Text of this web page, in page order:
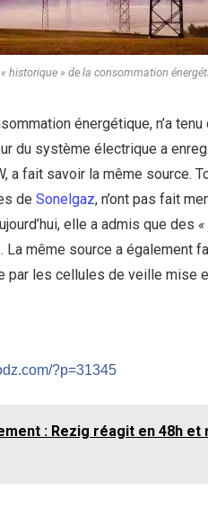
historique » de la consommation
énergétique, n’a
du système électrique a
a fait savoir la même source.
de Sonelgaz, n’ont pas fait
elle a admis que des
même source a également
par les cellules de veille mise
?p=31345
: Rezig réagit en 48h